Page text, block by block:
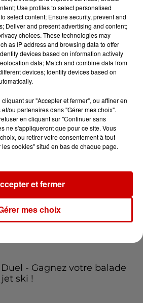
Voir plus
vos places pour le
du Roi Arthur 2026 !
vos entrées pour le
du Sport Automobile au
vous invite à
Xperiences !
Duel - Gagnez votre balade
ski !
Use profiles to select personalised
select content; Ensure security, prevent and
Deliver and present advertising and content;
choices. These technologies may
as IP address and browsing data to offer
devices based on information actively
data; Match and combine data from
devices; Identify devices based on
sur "Accepter et fermer", ou affiner en
ou partenaires dans "Gérer mes choix".
en cliquant sur "Continuer sans
ne s'appliqueront que pour ce site. Vous
ou retirer votre consentement à tout
cookies" situé en bas de chaque page.
mes choix
et fermer